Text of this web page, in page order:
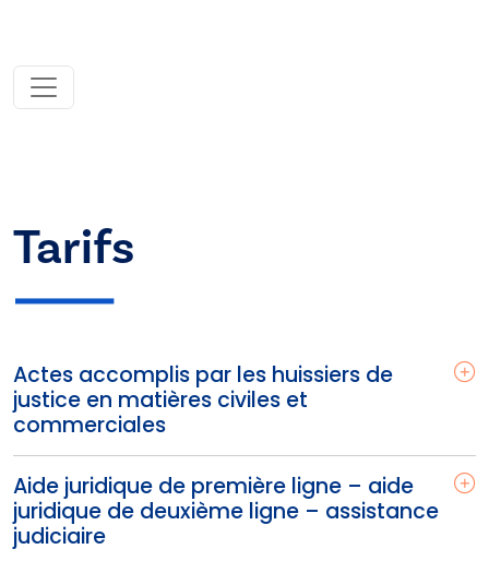
Tarifs
Actes accomplis par les huissiers de
justice en matières civiles et
commerciales
Aide juridique de première ligne – aide
juridique de deuxième ligne – assistance
judiciaire